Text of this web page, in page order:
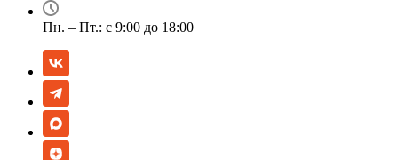
Пн. – Пт.: с 9:00 до 18:00